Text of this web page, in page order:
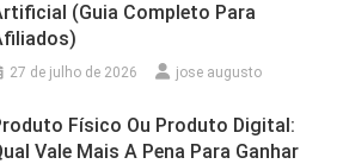
(Guia Completo Para
27 de julho de 2026 jose augusto
Físico Ou Produto Digital:
Vale Mais A Pena Para Ganhar